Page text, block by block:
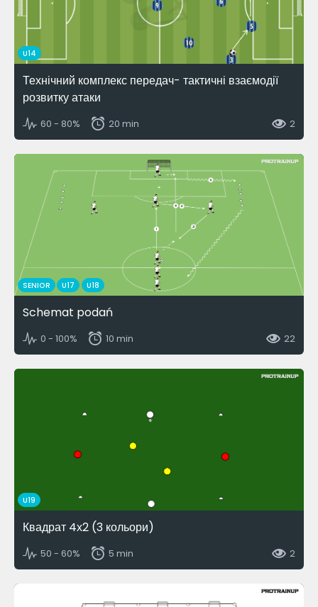
U14
Технічний комплекс передач- тактичні взаємодії
розвитку атаки
60 - 80% 20 min 2
SENIOR U17 U18
Schemat podań
0 - 100% 10 min 22
U19
Квадрат 4х2 (3 кольори)
50 - 60% 5 min 2